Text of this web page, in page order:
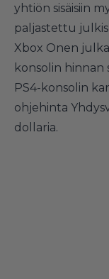
yhtiön sisäisiin
paljastettu
Xbox Onen
konsolin hinnan
PS4-konsolin
ohjehinta
dollaria.